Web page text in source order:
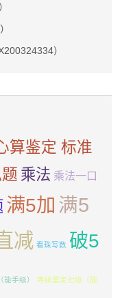
）
算鉴定 标准
乘法 乘法一口
满5加 满5
减 看珠写数 破5
手级） 等级鉴定七级（能